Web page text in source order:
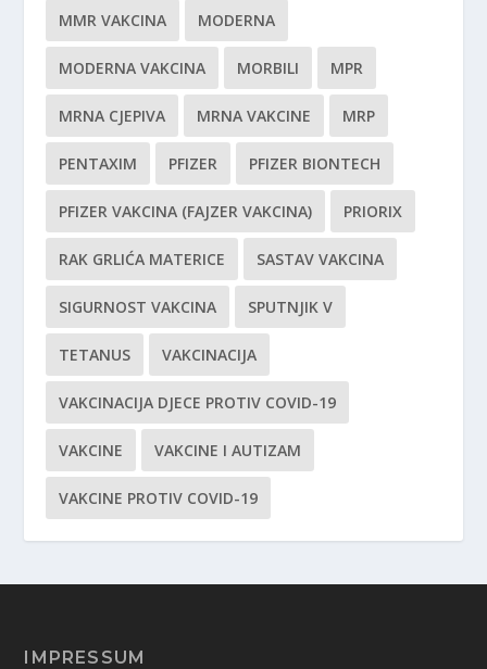
MMR VAKCINA MODERNA
MODERNA VAKCINA MORBILI MPR
MRNA CJEPIVA MRNA VAKCINE MRP
PENTAXIM PFIZER PFIZER BIONTECH
PFIZER VAKCINA (FAJZER VAKCINA) PRIORIX
RAK GRLIĆA MATERICE SASTAV VAKCINA
SIGURNOST VAKCINA SPUTNJIK V
TETANUS VAKCINACIJA
VAKCINACIJA DJECE PROTIV COVID-19
VAKCINE VAKCINE I AUTIZAM
VAKCINE PROTIV COVID-19
IMPRESSUM